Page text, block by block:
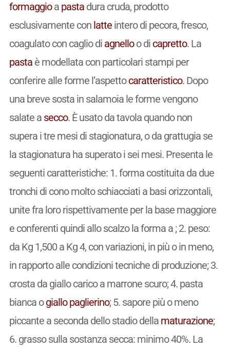
formaggioa pastadura cruda, prodotto
esclusivamente con latteintero di pecora, fresco,
coagulato con caglio di agnelloo di capretto. La
pastaè modellata con particolari stampi per
conferire alle forme l’aspettocaratteristico. Dopo
una breve sosta in salamoia le forme vengono
salate a secco. È usato da tavola quando non
supera i tre mesi di stagionatura, o da grattugia se
la stagionatura ha superato i sei mesi. Presenta le
seguenti caratteristiche: 1. forma costituita da due
tronchi di cono molto schiacciati a basi orizzontali,
unite fra loro rispettivamente per la base maggiore
e conferenti quindi allo scalzo la forma a ; 2. peso:
da Kg 1,500 a Kg 4, con variazioni, in più o in meno,
in rapporto alle condizioni tecniche di produzione; 3.
crosta da giallo carico a marrone scuro; 4. pasta
bianca ogiallo paglierino; 5. sapore più o meno
piccante a seconda dello stadio della maturazione;
6. grasso sulla sostanza secca: minimo 40%. La